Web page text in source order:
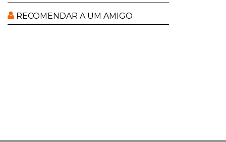
RECOMENDAR A UM AMIGO